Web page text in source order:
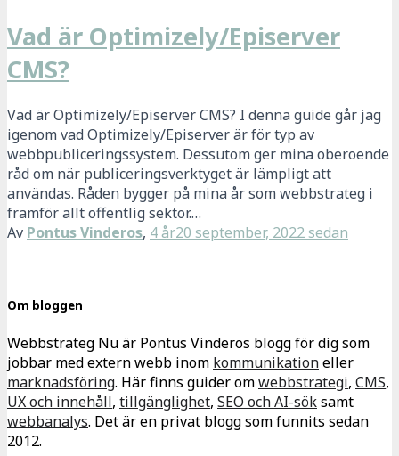
Vad är Optimizely/Episerver
CMS?
Vad är Optimizely/Episerver CMS? I denna guide går jag
igenom vad Optimizely/Episerver är för typ av
webbpubliceringssystem. Dessutom ger mina oberoende
råd om när publiceringsverktyget är lämpligt att
användas. Råden bygger på mina år som webbstrateg i
framför allt offentlig sektor.…
Av Pontus Vinderos, 4 år20 september, 2022sedan
Om bloggen
Webbstrateg Nu är Pontus Vinderos blogg för dig som
jobbar med extern webb inom kommunikationeller
marknadsföring. Här finns guider omwebbstrategi, CMS,
UX och innehåll, tillgänglighet, SEO och AI-söksamt
webbanalys. Det är en privat blogg som funnits sedan
2012.